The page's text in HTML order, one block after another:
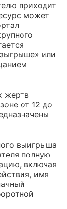
приходит
может
или
жертв
от 12 до
выигрыша
полную
включая
имя